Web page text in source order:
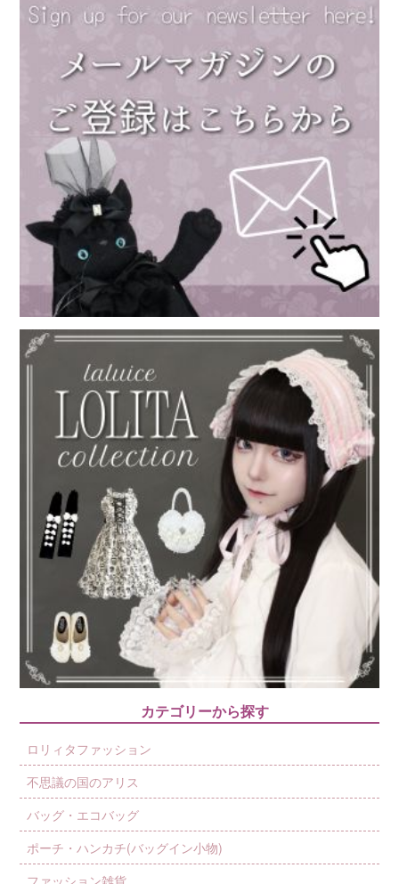
カテゴリーから探す
ロリィタファッション
不思議の国のアリス
バッグ・エコバッグ
ポーチ・ハンカチ(バッグイン小物)